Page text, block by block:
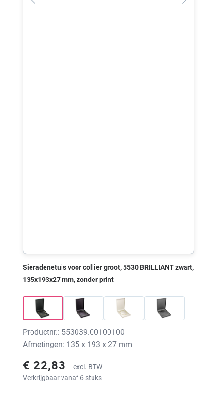
Sieradenetuis voor collier groot, 5530 BRILLIANT zwart,
135x193x27 mm, zonder print
Productnr.: 553039.00100100
Afmetingen: 135 x 193 x 27 mm
€ 22,83
excl. BTW
Verkrijgbaar vanaf 6 stuks